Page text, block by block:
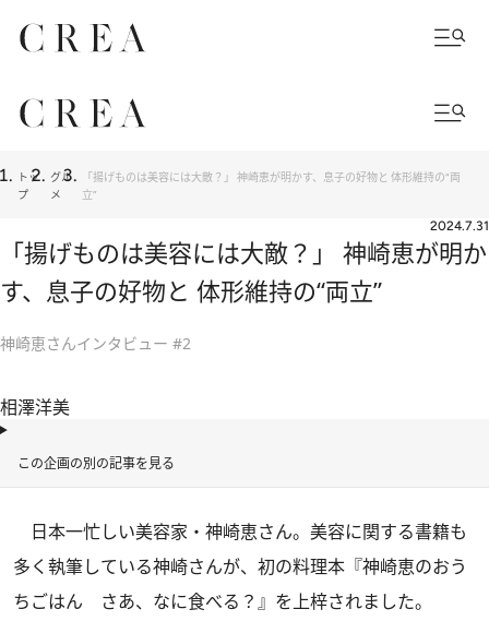
トッ
プ
グル
メ
「揚げものは美容には大敵？」 神崎恵が明かす、息子の好物と 体形維持の“両
立”
2024.7.31
「揚げものは美容には大敵？」 神崎恵が明か
す、息子の好物と 体形維持の“両立”
神崎恵さんインタビュー #2
相澤洋美
この企画の別の記事を見る
日本一忙しい美容家・神崎恵さん。美容に関する書籍も
多く執筆している神崎さんが、初の料理本 『神崎恵のおう
ちごはん さあ、なに食べる？』 を上梓されました。